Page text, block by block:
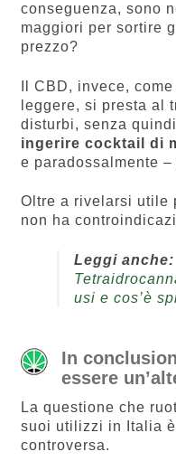
conseguenza, sono
maggiori per sortire
prezzo?
Il CBD, invece,
leggere, si presta al
disturbi, senza
ingerire cocktail di
e paradossalmente
Oltre a rivelarsi utile
non ha
Leggi anche:
usi e cos’è
In
essere
La questione che
suoi utilizzi in Italia
controversa.